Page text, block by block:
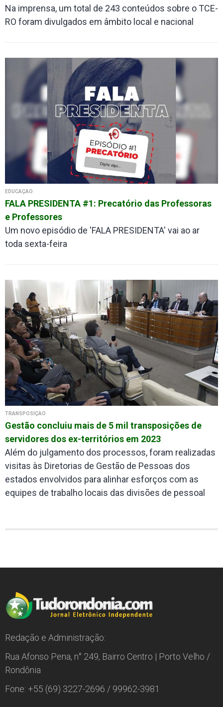
Na imprensa, um total de 243 conteúdos sobre o TCE-
RO foram divulgados em âmbito local e nacional
EDUCAÇÃO
FALA PRESIDENTA #1: Precatório das Professoras
e Professores
Um novo episódio de 'FALA PRESIDENTA' vai ao ar
toda sexta-feira
TRANSPOSIÇÃO
Gestão concluiu mais de 5 mil transposições de
servidores dos ex-territórios em 2023
Além do julgamento dos processos, foram realizadas
visitas às Diretorias de Gestão de Pessoas dos
estados envolvidos para alinhar esforços com as
equipes de trabalho locais das divisões de pessoal
Redação e Administração:
Rua Afonso Pena, n° 249, Bairro Centro | Porto Velho /
Rondônia
Fone: +55 (69) 3227-2696 / 99962-3981